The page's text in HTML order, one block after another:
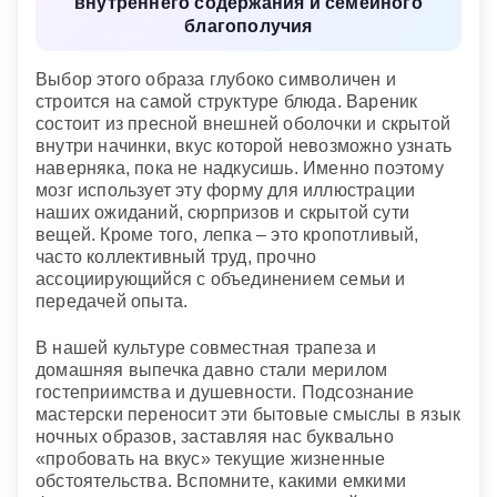
Заниматься их приготовлением
привести к нарушению закона.
благополучия
Выбор этого образа глубоко символичен и
строится на самой структуре блюда. Вареник
состоит из пресной внешней оболочки и скрытой
внутри начинки, вкус которой невозможно узнать
наверняка, пока не надкусишь. Именно поэтому
мозг использует эту форму для иллюстрации
наших ожиданий, сюрпризов и скрытой сути
вещей. Кроме того, лепка – это кропотливый,
часто коллективный труд, прочно
ассоциирующийся с объединением семьи и
передачей опыта.
В нашей культуре совместная трапеза и
домашняя выпечка давно стали мерилом
гостеприимства и душевности. Подсознание
мастерски переносит эти бытовые смыслы в язык
ночных образов, заставляя нас буквально
«пробовать на вкус» текущие жизненные
обстоятельства. Вспомните, какими емкими